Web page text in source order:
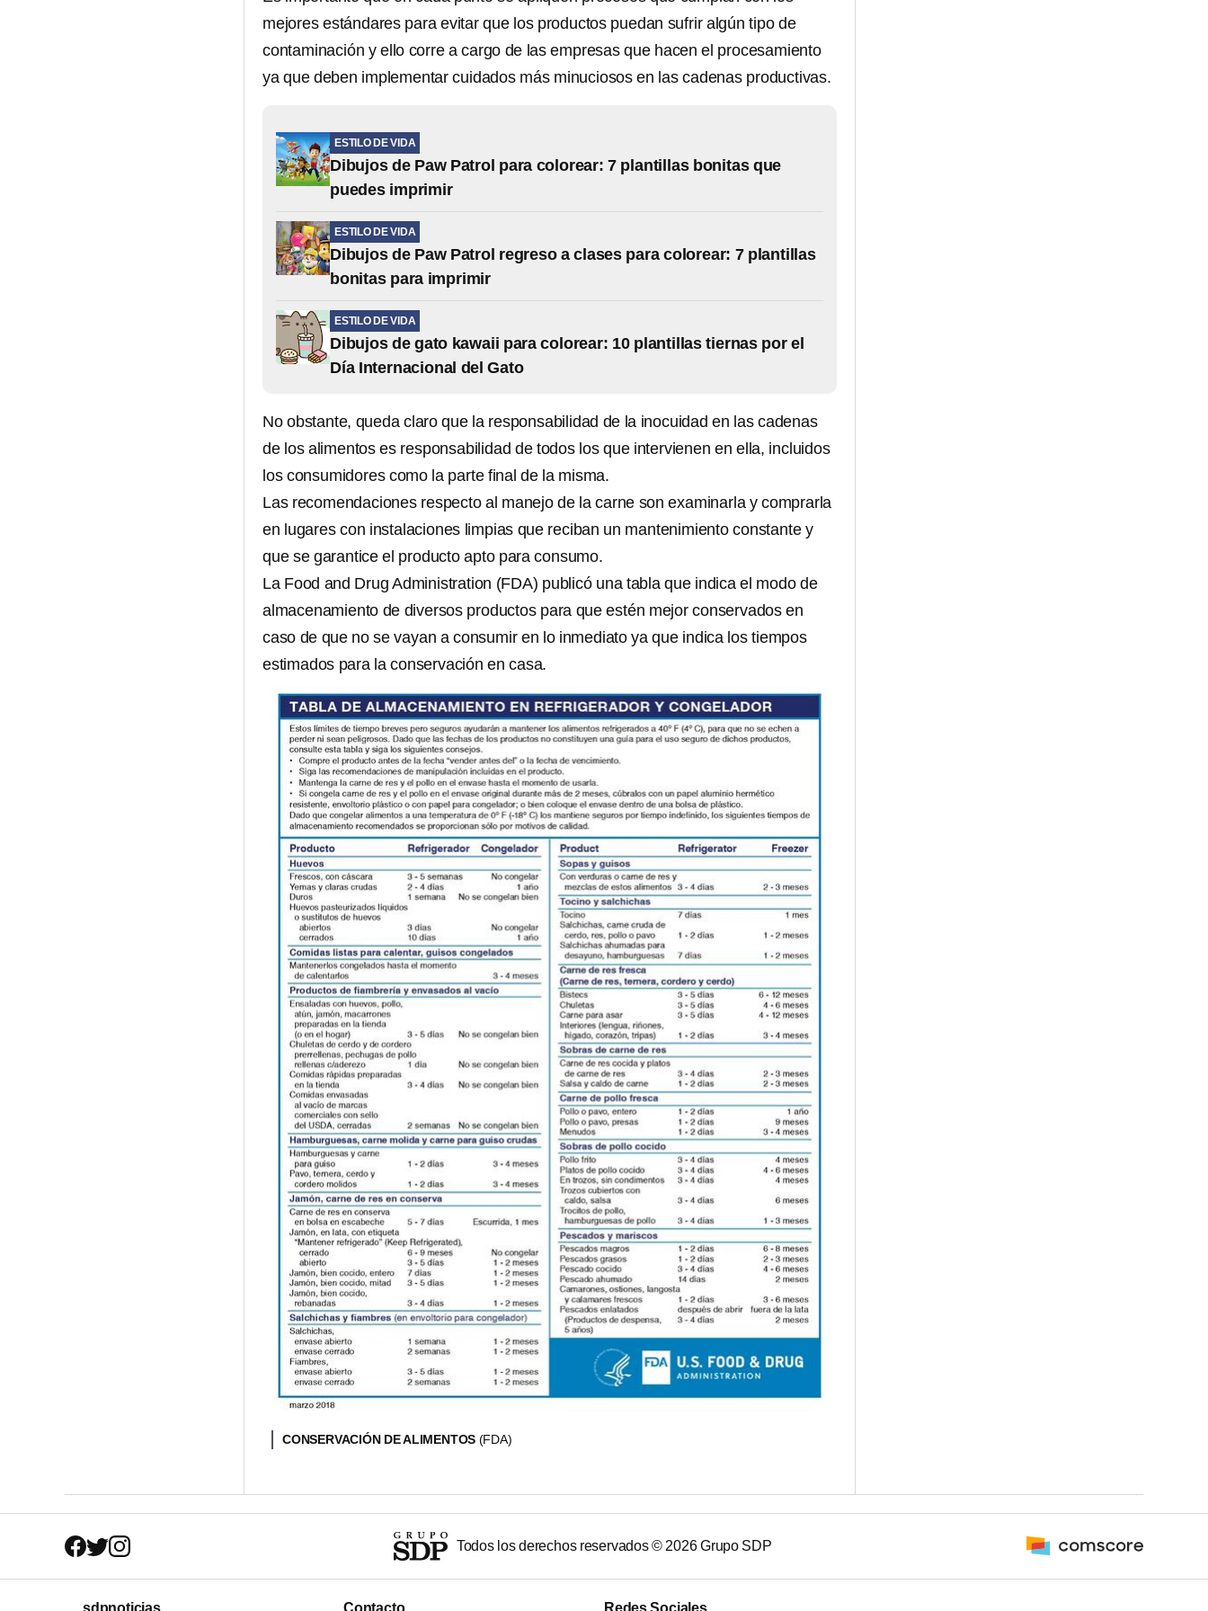
mejores estándares para evitar que los productos puedan sufrir algún tipo de
contaminación y ello corre a cargo de las empresas que hacen el procesamiento
ya que deben implementar cuidados más minuciosos en las cadenas productivas.
ESTILO DE VIDA
Dibujos de Paw Patrol para colorear: 7 plantillas bonitas que
puedes imprimir
ESTILO DE VIDA
Dibujos de Paw Patrol regreso a clases para colorear: 7 plantillas
bonitas para imprimir
ESTILO DE VIDA
Dibujos de gato kawaii para colorear: 10 plantillas tiernas por el
Día Internacional del Gato
No obstante, queda claro que la responsabilidad de la inocuidad en las cadenas
de los alimentos es responsabilidad de todos los que intervienen en ella, incluidos
los consumidores como la parte final de la misma.
Las recomendaciones respecto al manejo de la carne son examinarla y comprarla
en lugares con instalaciones limpias que reciban un mantenimiento constante y
que se garantice el producto apto para consumo.
La Food and Drug Administration (FDA) publicó una tabla que indica el modo de
almacenamiento de diversos productos para que estén mejor conservados en
caso de que no se vayan a consumir en lo inmediato ya que indica los tiempos
estimados para la conservación en casa.
CONSERVACIÓN DE ALIMENTOS (FDA)
Todos los derechos reservados © 2026Grupo SDP
sdpnoticias Contacto Redes Sociales